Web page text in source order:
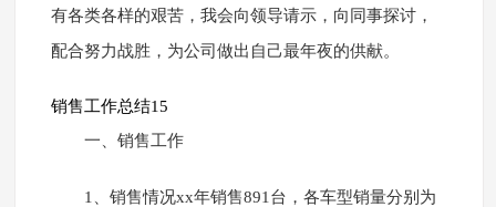
有各类各样的艰苦，我会向领导请示，向同事探讨，
配合努力战胜，为公司做出自己最年夜的供献。
销售工作总结15
一、销售工作
1、销售情况xx年销售891台，各车型销量分别为